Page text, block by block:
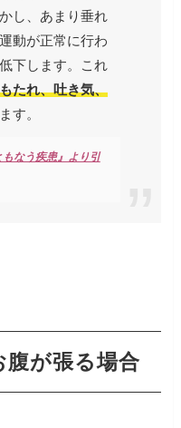
し、あまり垂れ
動が正常に行わ
下します。これ
たれ、吐き気、
す。
なう疾患』より引
が張る場合